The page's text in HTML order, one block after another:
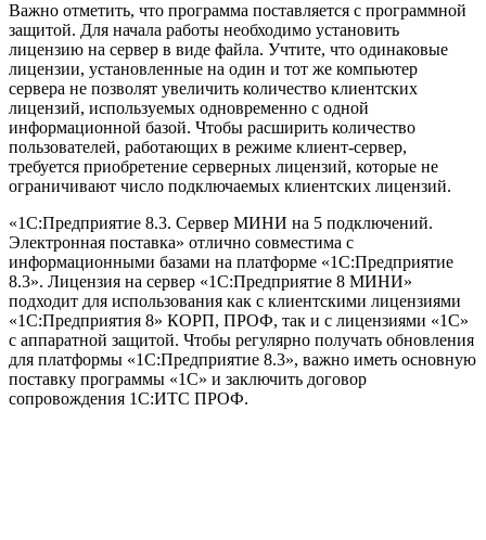
Важно отметить, что программа поставляется с программной
защитой. Для начала работы необходимо установить
лицензию на сервер в виде файла. Учтите, что одинаковые
лицензии, установленные на один и тот же компьютер
сервера не позволят увеличить количество клиентских
лицензий, используемых одновременно с одной
информационной базой. Чтобы расширить количество
пользователей, работающих в режиме клиент-сервер,
требуется приобретение серверных лицензий, которые не
ограничивают число подключаемых клиентских лицензий.
«1С:Предприятие 8.3. Сервер МИНИ на 5 подключений.
Электронная поставка» отлично совместима с
информационными базами на платформе «1C:Предприятие
8.3». Лицензия на сервер «1C:Предприятие 8 МИНИ»
подходит для использования как с клиентскими лицензиями
«1C:Предприятия 8» КОРП, ПРОФ, так и с лицензиями «1C»
с аппаратной защитой. Чтобы регулярно получать обновления
для платформы «1C:Предприятие 8.3», важно иметь основную
поставку программы «1C» и заключить договор
сопровождения 1C:ИТС ПРОФ.